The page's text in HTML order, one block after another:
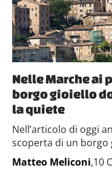
Nelle Marche ai
borgo gioiello
la quiete
Nell’articolo di oggi
scoperta di un borgo
Matteo Meliconi,10